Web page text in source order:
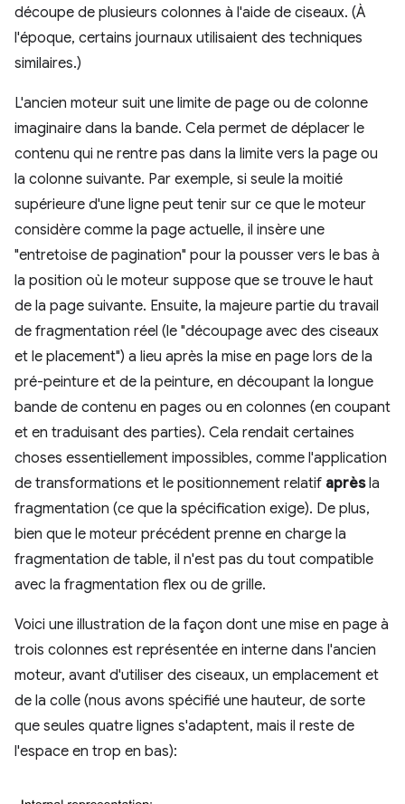
découpe de plusieurs colonnes à l'aide de ciseaux. (À
l'époque, certains journaux utilisaient des techniques
similaires.)
L'ancien moteur suit une limite de page ou de colonne
imaginaire dans la bande. Cela permet de déplacer le
contenu qui ne rentre pas dans la limite vers la page ou
la colonne suivante. Par exemple, si seule la moitié
supérieure d'une ligne peut tenir sur ce que le moteur
considère comme la page actuelle, il insère une
"entretoise de pagination" pour la pousser vers le bas à
la position où le moteur suppose que se trouve le haut
de la page suivante. Ensuite, la majeure partie du travail
de fragmentation réel (le "découpage avec des ciseaux
et le placement") a lieu après la mise en page lors de la
pré-peinture et de la peinture, en découpant la longue
bande de contenu en pages ou en colonnes (en coupant
et en traduisant des parties). Cela rendait certaines
choses essentiellement impossibles, comme l'application
de transformations et le positionnement relatif aprèsla
fragmentation (ce que la spécification exige). De plus,
bien que le moteur précédent prenne en charge la
fragmentation de table, il n'est pas du tout compatible
avec la fragmentation flex ou de grille.
Voici une illustration de la façon dont une mise en page à
trois colonnes est représentée en interne dans l'ancien
moteur, avant d'utiliser des ciseaux, un emplacement et
de la colle (nous avons spécifié une hauteur, de sorte
que seules quatre lignes s'adaptent, mais il reste de
l'espace en trop en bas):